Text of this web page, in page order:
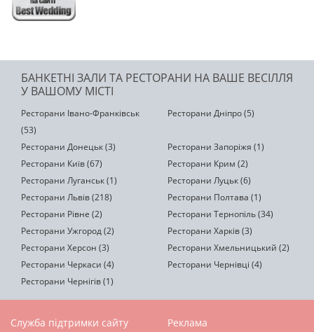
БАНКЕТНІ ЗАЛИ ТА РЕСТОРАНИ НА ВАШЕ ВЕСІЛЛЯ
У ВАШОМУ МІСТІ
Ресторани Івано-Франківськ
(53)
Ресторани Дніпро (5)
Ресторани Донецьк (3)
Ресторани Запоріжя (1)
Ресторани Київ (67)
Ресторани Крим (2)
Ресторани Луганськ (1)
Ресторани Луцьк (6)
Ресторани Львів (218)
Ресторани Полтава (1)
Ресторани Рівне (2)
Ресторани Тернопіль (34)
Ресторани Ужгород (2)
Ресторани Харків (3)
Ресторани Херсон (3)
Ресторани Хмельницький (2)
Ресторани Черкаси (4)
Ресторани Чернівці (4)
Ресторани Чернігів (1)
Служба підтримки сайту
Реклама